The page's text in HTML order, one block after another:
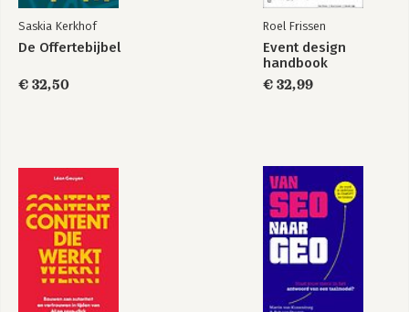
Saskia Kerkhof
De Offertebijbel
€ 32,50
Roel Frissen
Event design
handbook
€ 32,99